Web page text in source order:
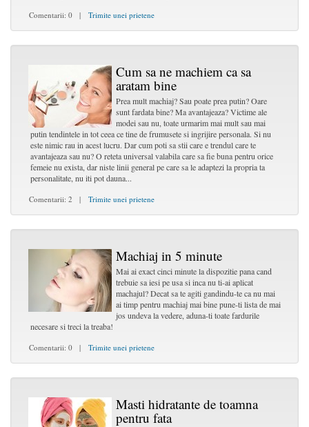
Comentarii: 0 | Trimite unei prietene
Cum sa ne machiem ca sa
aratam bine
Prea mult machiaj? Sau poate prea putin? Oare
sunt fardata bine? Ma avantajeaza? Victime ale
modei sau nu, toate urmarim mai mult sau mai
putin tendintele in tot ceea ce tine de frumusete si ingrijire personala. Si nu
este nimic rau in acest lucru. Dar cum poti sa stii care e trendul care te
avantajeaza sau nu? O reteta universal valabila care sa fie buna pentru orice
femeie nu exista, dar niste linii general pe care sa le adaptezi la propria ta
personalitate, nu iti pot dauna...
Comentarii: 2 | Trimite unei prietene
Machiaj in 5 minute
Mai ai exact cinci minute la dispozitie pana cand
trebuie sa iesi pe usa si inca nu ti-ai aplicat
machajul? Decat sa te agiti gandindu-te ca nu mai
ai timp pentru machiaj mai bine pune-ti lista de mai
jos undeva la vedere, aduna-ti toate fardurile
necesare si treci la treaba!
Comentarii: 0 | Trimite unei prietene
Masti hidratante de toamna
pentru fata